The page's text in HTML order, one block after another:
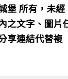
堡 所有，未經
之文字、圖片
享連結代替複